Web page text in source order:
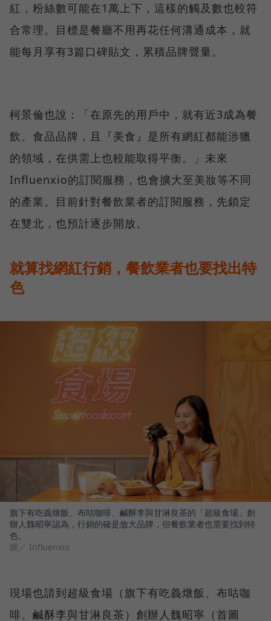
紅，粉絲數可能在1萬上下，這樣的觸及數也較符
合常理。目標是餐廳不用再花任何溝通成本，就
能每月享有3篇口碑貼文，累積品牌聲量。
柯景倫也說：「在原先的用戶中，就有近3成為餐
飲、食品品牌，且『美食』是所有網紅都能涉獵
的領域，在供需上也較能取得平衡。」未來
Influenxio的訂閱服務，也會擴大至美妝等不同
的產業。目前針對餐飲業者的訂閱服務，先鎖定
在雙北，也預計逐步開放。
就算找網紅行銷，餐飲業者也要找出特
色
旗下有吃義燉飯、布咕咖啡、鹹酥李與甘淋良茶的「超級食場」創
辦人魏昭寧認為，行銷的確是放大品牌，但餐飲業者也需要找到特
色。
圖／ Influenxio
現場也請到超級食場（旗下有吃義燉飯、布咕咖
啡、鹹酥李與甘淋良茶）創辦人魏昭寧（首圖